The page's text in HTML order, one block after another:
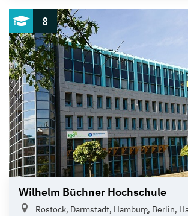
8
Wilhelm Büchner Hochschule
Rostock, Darmstadt, Hamburg, Berlin,